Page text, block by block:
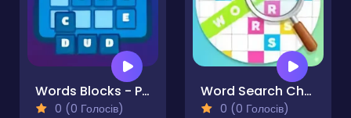
Words Blocks - Puzzle
0 (0 Голосів)
Word Search Challenge
0 (0 Голосів)